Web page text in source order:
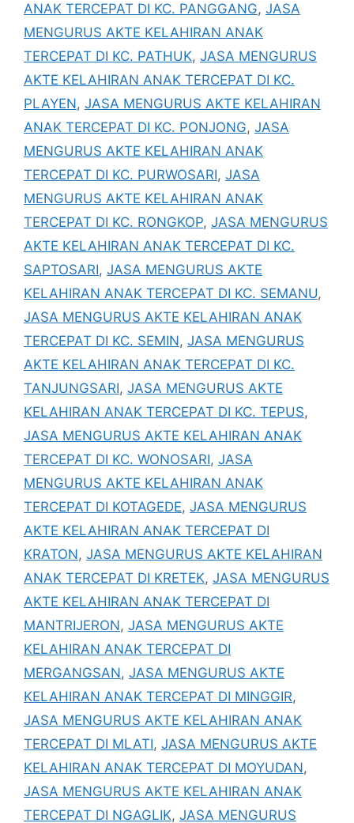
ANAK TERCEPAT DI KC. PANGGANG, JASA
MENGURUS AKTE KELAHIRAN ANAK
TERCEPAT DI KC. PATHUK, JASA MENGURUS
AKTE KELAHIRAN ANAK TERCEPAT DI KC.
PLAYEN, JASA MENGURUS AKTE KELAHIRAN
ANAK TERCEPAT DI KC. PONJONG, JASA
MENGURUS AKTE KELAHIRAN ANAK
TERCEPAT DI KC. PURWOSARI, JASA
MENGURUS AKTE KELAHIRAN ANAK
TERCEPAT DI KC. RONGKOP, JASA MENGURUS
AKTE KELAHIRAN ANAK TERCEPAT DI KC.
SAPTOSARI, JASA MENGURUS AKTE
KELAHIRAN ANAK TERCEPAT DI KC. SEMANU,
JASA MENGURUS AKTE KELAHIRAN ANAK
TERCEPAT DI KC. SEMIN, JASA MENGURUS
AKTE KELAHIRAN ANAK TERCEPAT DI KC.
TANJUNGSARI, JASA MENGURUS AKTE
KELAHIRAN ANAK TERCEPAT DI KC. TEPUS,
JASA MENGURUS AKTE KELAHIRAN ANAK
TERCEPAT DI KC. WONOSARI, JASA
MENGURUS AKTE KELAHIRAN ANAK
TERCEPAT DI KOTAGEDE, JASA MENGURUS
AKTE KELAHIRAN ANAK TERCEPAT DI
KRATON, JASA MENGURUS AKTE KELAHIRAN
ANAK TERCEPAT DI KRETEK, JASA MENGURUS
AKTE KELAHIRAN ANAK TERCEPAT DI
MANTRIJERON, JASA MENGURUS AKTE
KELAHIRAN ANAK TERCEPAT DI
MERGANGSAN, JASA MENGURUS AKTE
KELAHIRAN ANAK TERCEPAT DI MINGGIR,
JASA MENGURUS AKTE KELAHIRAN ANAK
TERCEPAT DI MLATI, JASA MENGURUS AKTE
KELAHIRAN ANAK TERCEPAT DI MOYUDAN,
JASA MENGURUS AKTE KELAHIRAN ANAK
TERCEPAT DI NGAGLIK, JASA MENGURUS